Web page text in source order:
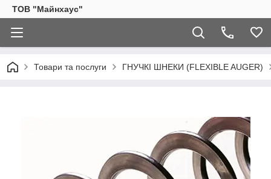
ТОВ "Майнхаус"
Товари та послуги ГНУЧКІ ШНЕКИ (FLEXIBLE AUGER)